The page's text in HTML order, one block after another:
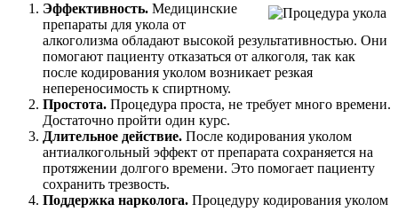
Эффективность. Медицинские
препараты для укола от
алкоголизма обладают высокой результативностью. Они
помогают пациенту отказаться от алкоголя, так как
после кодирования уколом возникает резкая
непереносимость к спиртному.
Простота. Процедура проста, не требует много времени.
Достаточно пройти один курс.
Длительное действие. После кодирования уколом
антиалкогольный эффект от препарата сохраняется на
протяжении долгого времени. Это помогает пациенту
сохранить трезвость.
Поддержка нарколога. Процедуру кодирования уколом